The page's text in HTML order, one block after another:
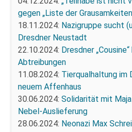
gegen „Liste der
18.11.2024: Nazigruppe sucht
Dresdner Neustadt
22.10.2024: Dresdner
Abtreibungen
11.08.2024: Tierqualhaltung
neuem Affenhaus
30.06.2024: Solidarität mit
Nebel-Auslieferung
28.06.2024: Neonazi Max